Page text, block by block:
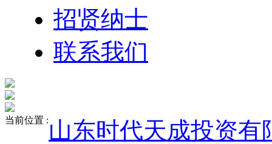
招贤纳士
联系我们
当前位置 : 山东时代天成投资有